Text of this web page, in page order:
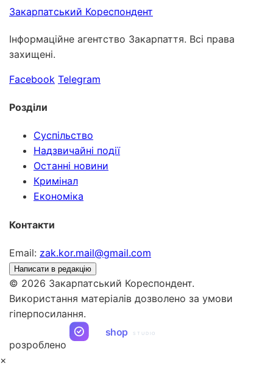
Закарпатський Кореспондент
Інформаційне агентство Закарпаття. Всі права
захищені.
Facebook Telegram
Розділи
Суспільство
Надзвичайні події
Останні новини
Кримінал
Економіка
Контакти
Email: zak.kor.mail@gmail.com
Написати в редакцію
© 2026 Закарпатський Кореспондент.
Використання матеріалів дозволено за умови
гіперпосилання.
розроблено
shop STUDIO
×